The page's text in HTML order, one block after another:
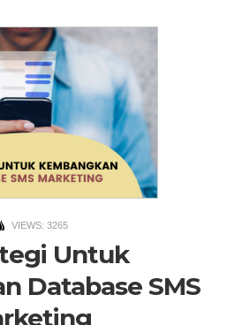
VIEWS: 3265
Untuk
Database SMS